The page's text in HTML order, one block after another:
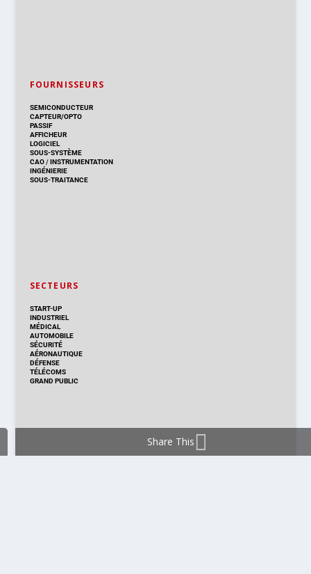
FOURNISSEURS
SEMICONDUCTEUR
CAPTEUR/OPTO
PASSIF
AFFICHEUR
LOGICIEL
SOUS-SYSTÈME
CAO/INSTRUMENTATION
INGÉNIERIE
SOUS-TRAITANCE
SECTEURS
START-UP
INDUSTRIEL
MÉDICAL
AUTOMOBILE
SÉCURITÉ
AÉRONAUTIQUE
DÉFENSE
TÉLÉCOMS
GRAND PUBLIC
Share This